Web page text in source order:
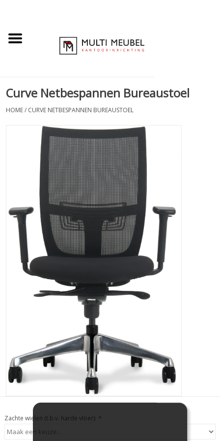
Curve Netbespannen Bureaustoel
HOME/ CURVE NETBESPANNEN BUREAUSTOEL
Zachte wielen (t.b.v. harde vloer): *